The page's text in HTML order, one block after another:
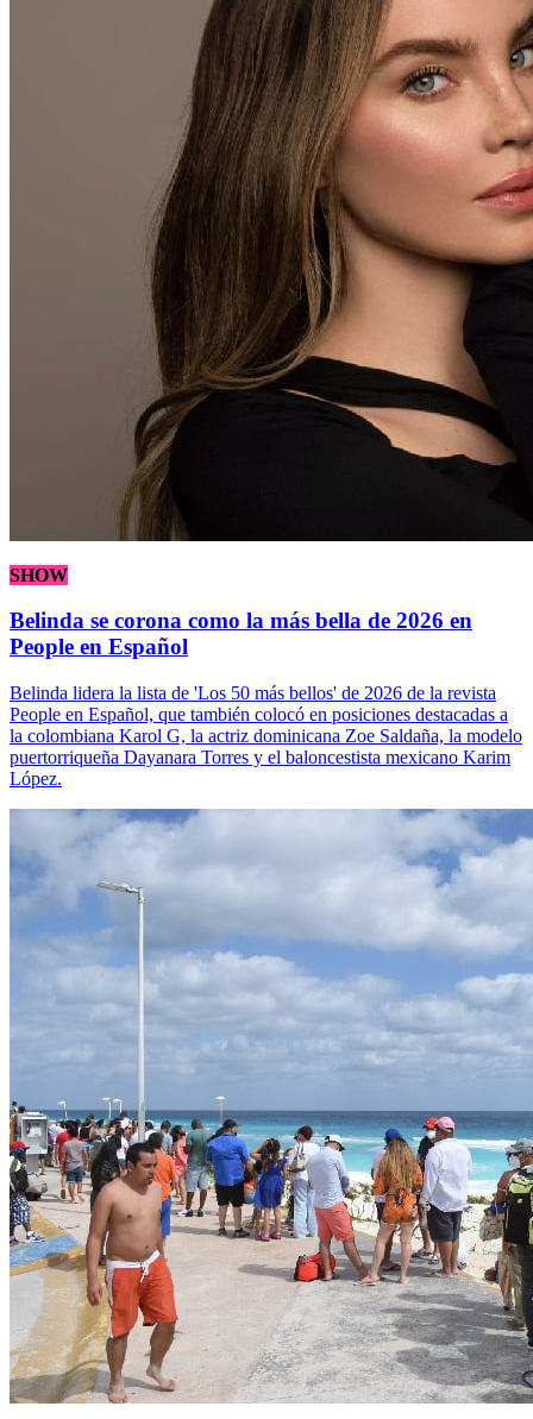
SHOW
Belinda se corona como la más bella de 2026 en
People en Español
Belinda lidera la lista de 'Los 50 más bellos' de 2026 de la revista
People en Español, que también colocó en posiciones destacadas a
la colombiana Karol G, la actriz dominicana Zoe Saldaña, la modelo
puertorriqueña Dayanara Torres y el baloncestista mexicano Karim
López.